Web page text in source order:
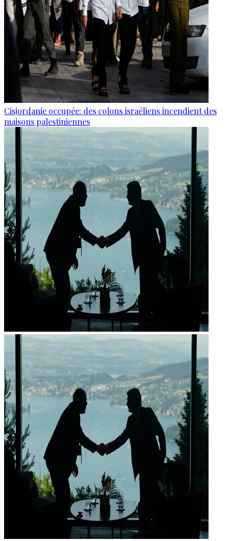
Cisjordanie occupée: des colons israéliens incendient des
maisons palestiniennes